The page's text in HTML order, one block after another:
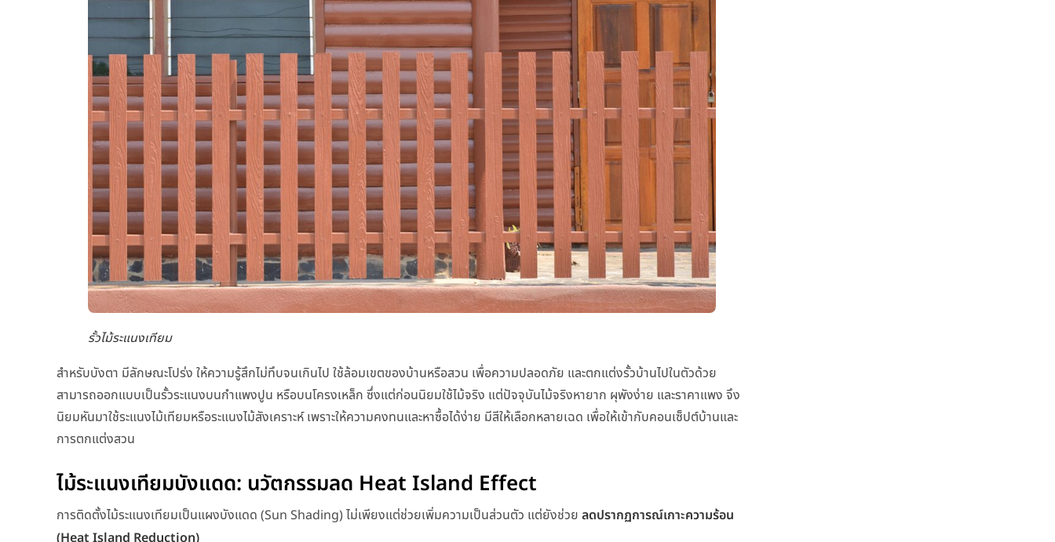
รั้วไม้ระแนงเทียม
สำหรับบังตา มีลักษณะโปร่ง ให้ความรู้สึกไม่ทึบจนเกินไป ใช้ล้อมเขตของบ้านหรือสวน เพื่อความปลอดภัย และตกแต่งรั้วบ้านไปในตัวด้วย
สามารถออกแบบเป็นรั้วระแนงบนกำแพงปูน หรือบนโครงเหล็ก ซึ่งแต่ก่อนนิยมใช้ไม้จริง แต่ปัจจุบันไม้จริงหายาก ผุพังง่าย และราคาแพง จึง
นิยมหันมาใช้ระแนงไม้เทียมหรือระแนงไม้สังเคราะห์ เพราะให้ความคงทนและหาซื้อได้ง่าย มีสีให้เลือกหลายเฉด เพื่อให้เข้ากับคอนเซ็ปต์บ้านและ
การตกแต่งสวน
ไม้ระแนงเทียมบังแดด: นวัตกรรมลด Heat Island Effect
การติดตั้งไม้ระแนงเทียมเป็นแผงบังแดด (Sun Shading) ไม่เพียงแต่ช่วยเพิ่มความเป็นส่วนตัว แต่ยังช่วย ลดปรากฏการณ์เกาะความร้อน